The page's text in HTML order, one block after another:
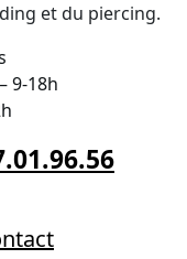
et du piercing.
9-18h